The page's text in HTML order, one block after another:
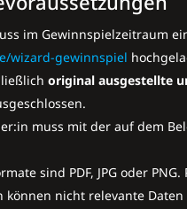
im Gewinnspielzeitraum
wizard-gewinnspiel
original ausgestellte
muss mit der auf dem
sind PDF, JPG oder
können nicht relevante